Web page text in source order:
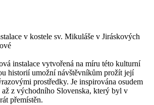
v kostele sv. Mikuláše v Jiráskových
instalace vytvořená na míru této kulturní
historií umožní návštěvníkům prožít její
prostředky. Je inspirována osudem
až z východního Slovenska, který byl v
přemístěn.